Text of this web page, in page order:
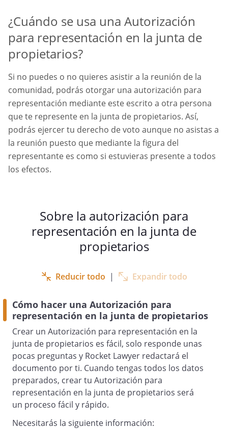
¿Cuándo se usa una Autorización
para representación en la junta de
propietarios?
Si no puedes o no quieres asistir a la reunión de la
comunidad, podrás otorgar una autorización para
representación mediante este escrito a otra persona
que te represente en la junta de propietarios. Así,
podrás ejercer tu derecho de voto aunque no asistas a
la reunión puesto que mediante la figura del
representante es como si estuvieras presente a todos
los efectos.
Sobre la autorización para
representación en la junta de
propietarios
Reducir todo | Expandir todo
Cómo hacer una Autorización para
representación en la junta de propietarios
Crear un Autorización para representación en la
junta de propietarios es fácil, solo responde unas
pocas preguntas y Rocket Lawyer redactará el
documento por ti. Cuando tengas todos los datos
preparados, crear tu Autorización para
representación en la junta de propietarios será
un proceso fácil y rápido.
Necesitarás la siguiente información: